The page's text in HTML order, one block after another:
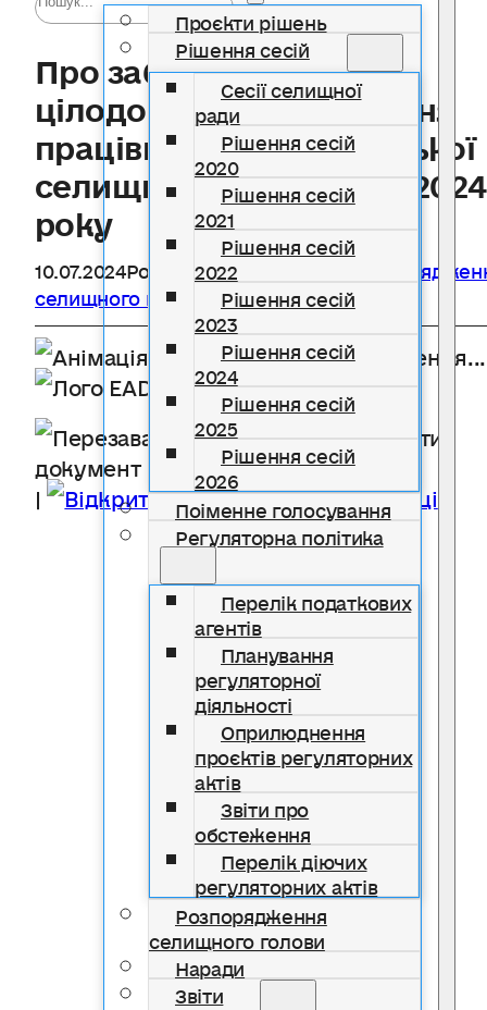
Проєкти рішень
Рішення сесій
Сесії селищної
ради
Рішення сесій
2020
Рішення сесій
2021
Рішення сесій
2022
Рішення сесій
2023
Рішення сесій
2024
Рішення сесій
2025
Рішення сесій
2026
Поіменне голосування
Регуляторна політика
Перелік податкових
агентів
Планування
регуляторної
діяльності
Оприлюднення
проєктів регуляторних
актів
Звіти про
обстеження
Перелік діючих
регуляторних актів
Розпорядження
селищного голови
Наради
Звіти
Про забезпечення
цілодобового чергування
працівників Солотвинської
селищної ради у липні 2024
року
10.07.2024Розділ Діяльність ради,
селищного голови
Завантаження...
Надто довго?
Перезавантажити
документ
| Відкрити в новій вкладці